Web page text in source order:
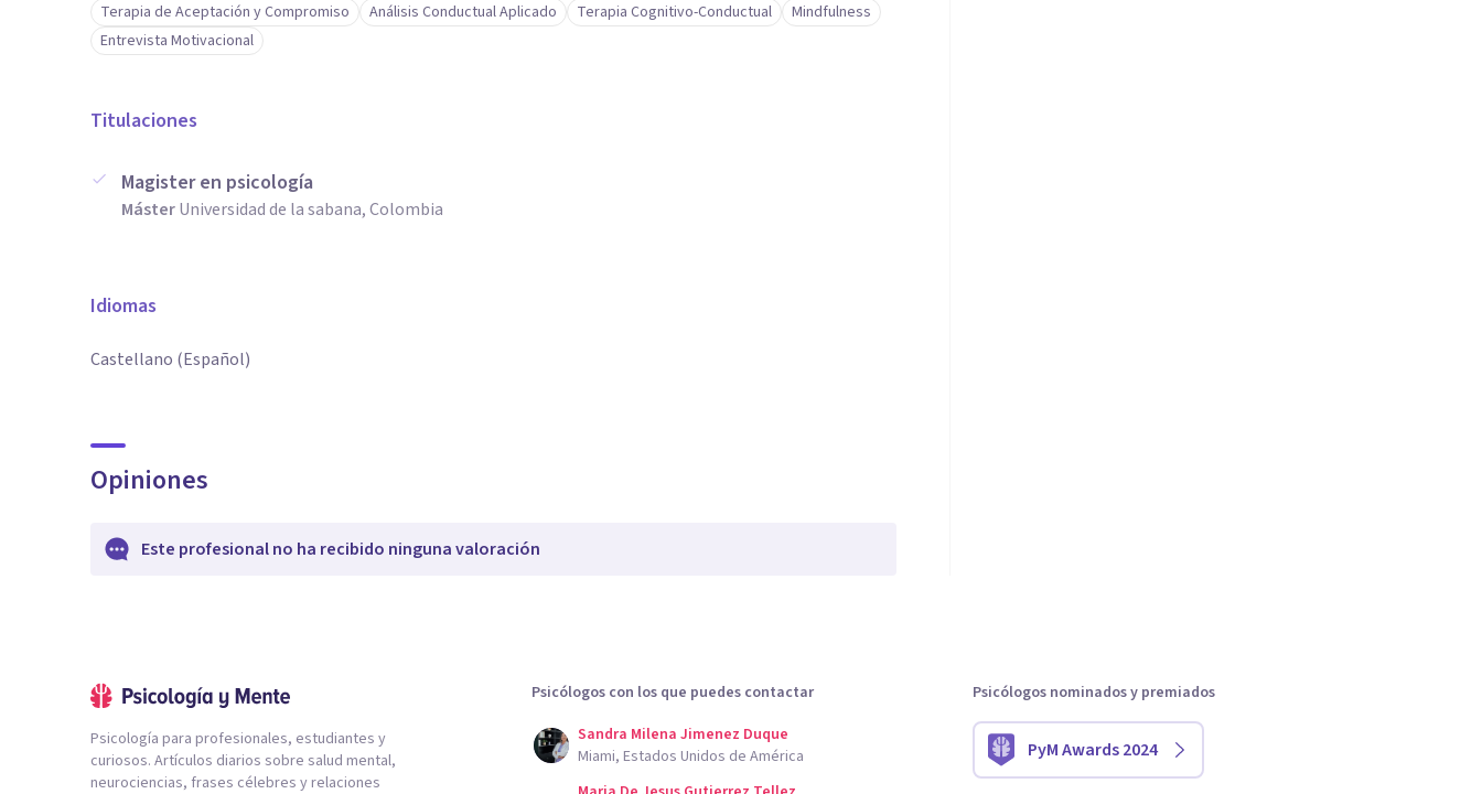
Terapia de Aceptación y Compromiso Análisis Conductual Aplicado Terapia Cognitivo-Conductual
Mindfulness
Entrevista Motivacional
Titulaciones
Magister en psicología
MásterUniversidad de la sabana, Colombia
Idiomas
Castellano (Español)
Opiniones
Este profesional no ha recibido ninguna valoración
Psicología para profesionales, estudiantes y
curiosos. Artículos diarios sobre salud mental,
neurociencias, frases célebres y relaciones
Psicólogos con los que puedes contactar
Sandra Milena Jimenez Duque
Miami, Estados Unidos de América
Psicólogos nominados y premiados
PyM Awards 2024